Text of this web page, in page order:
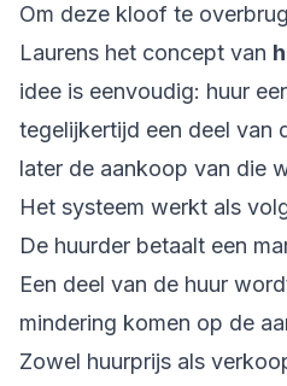
Om deze kloof te
Laurens het concept van
idee is eenvoudig: huur
tegelijkertijd een deel van
later de aankoop van die
Het systeem werkt als
De huurder betaalt een
Een deel van de huur
mindering komen op de
Zowel huurprijs als